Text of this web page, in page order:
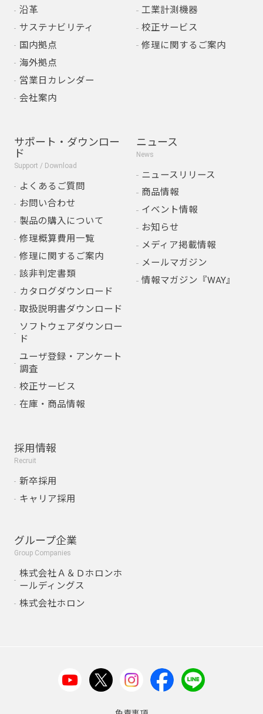
沿革
サステナビリティ
国内拠点
海外拠点
営業日カレンダー
会社案内
工業計測機器
校正サービス
修理に関するご案内
サポート・ダウンロー
ド
Support / Download
よくあるご質問
お問い合わせ
製品の購入について
修理概算費用一覧
修理に関するご案内
該非判定書類
カタログダウンロード
取扱説明書ダウンロード
ソフトウェアダウンロー
ド
ユーザ登録・アンケート
調査
校正サービス
在庫・商品情報
ニュース
News
ニュースリリース
商品情報
イベント情報
お知らせ
メディア掲載情報
メールマガジン
情報マガジン『WAY』
採用情報
Recruit
新卒採用
キャリア採用
グループ企業
Group Companies
株式会社Ａ＆Ｄホロンホ
ールディングス
株式会社ホロン